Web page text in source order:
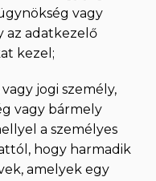
vagy
az adatkezelő
kezel;
jogi személy,
vagy bármely
a személyes
hogy harmadik
amelyek egy